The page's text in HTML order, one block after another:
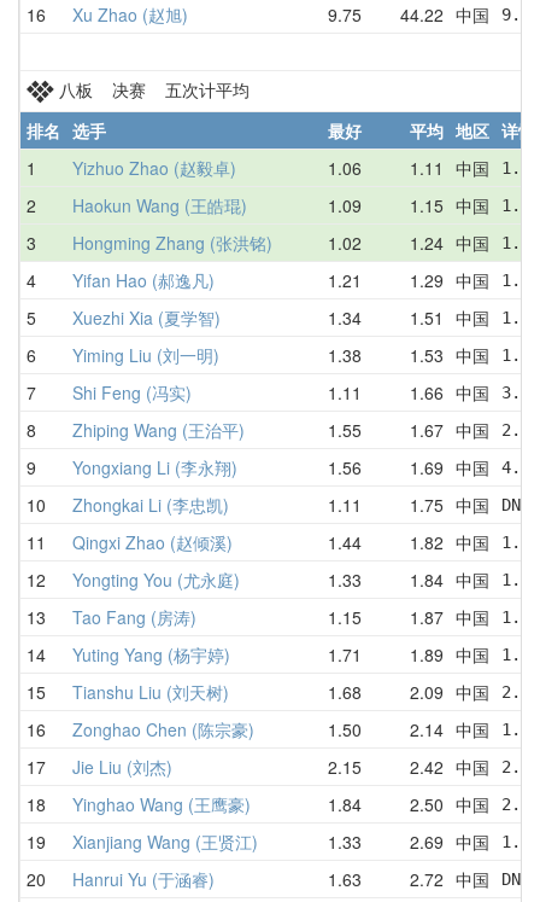
16 Xu Zhao (赵旭) 9.75 44.22 中国
八板 决赛 五次计平均
排名 选手 最好 平均 地区 详情
1
Yizhuo Zhao (赵毅卓) 1.06 1.11 中国
2 Haokun Wang (王皓琨) 1.09 1.15 中国
3 Hongming Zhang (张洪铭) 1.02 1.24 中国
4 Yifan Hao (郝逸凡) 1.21 1.29 中国
5 Xuezhi Xia (夏学智) 1.34 1.51 中国
6 Yiming Liu (刘一明) 1.38 1.53 中国
7 Shi Feng (冯实) 1.11 1.66 中国
8 Zhiping Wang (王治平) 1.55 1.67 中国
9 Yongxiang Li (李永翔) 1.56 1.69 中国
10 Zhongkai Li (李忠凯) 1.11 1.75 中国
11 Qingxi Zhao (赵倾溪) 1.44 1.82 中国
12 Yongting You (尤永庭) 1.33 1.84 中国
13 Tao Fang (房涛) 1.15 1.87 中国
14 Yuting Yang (杨宇婷) 1.71 1.89 中国
15 Tianshu Liu (刘天树) 1.68 2.09 中国
16 Zonghao Chen (陈宗豪) 1.50 2.14 中国
17 Jie Liu (刘杰) 2.15 2.42 中国
18 Yinghao Wang (王鹰豪) 1.84 2.50 中国
19 Xianjiang Wang (王贤江) 1.33 2.69 中国
20 Hanrui Yu (于涵睿) 1.63 2.72 中国